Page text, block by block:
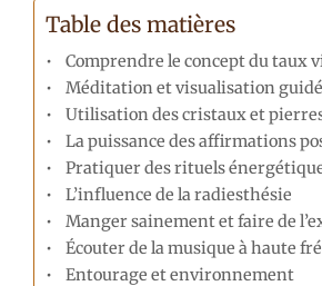
Table des matières
Comprendre le concept du taux
Méditation et visualisation
Utilisation des cristaux et
La puissance des affirmations
Pratiquer des rituels
L’influence de la radiesthésie
Manger sainement et faire de
Écouter de la musique à haute
Entourage et environnement